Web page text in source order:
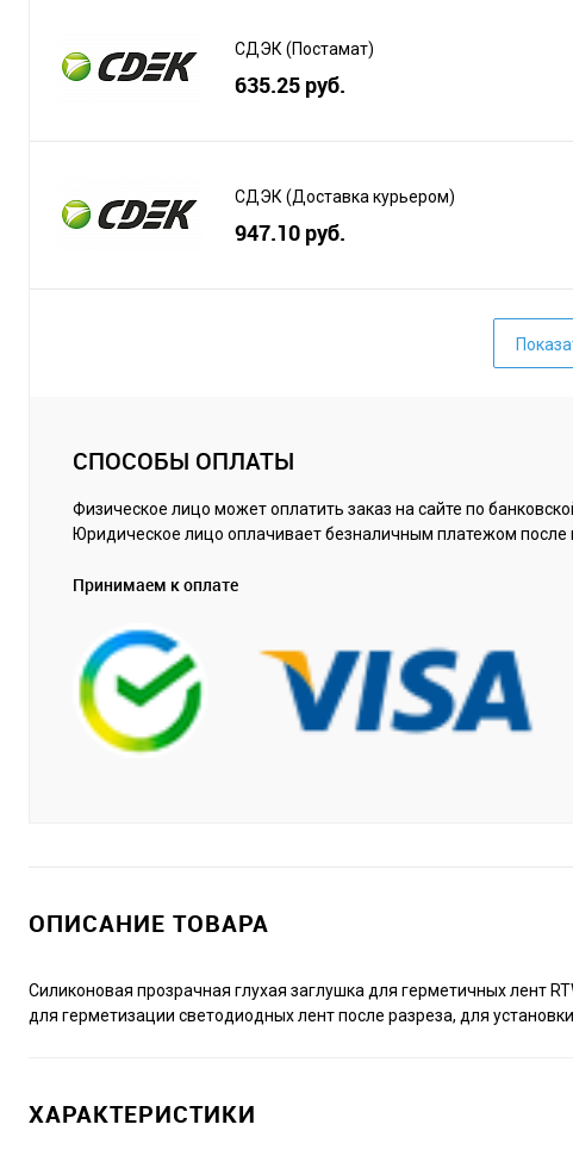
СДЭК (Постамат)
635.25 руб.
СДЭК (Доставка курьером)
947.10 руб.
СПОСОБЫ ОПЛАТЫ
Физическое лицо может оплатить заказ на сайте по
Юридическое лицо оплачивает безналичным платежом после
Принимаем к оплате
ОПИСАНИЕ ТОВАРА
Силиконовая прозрачная глухая заглушка для герметичных лент
для герметизации светодиодных лент после разреза, для
ХАРАКТЕРИСТИКИ